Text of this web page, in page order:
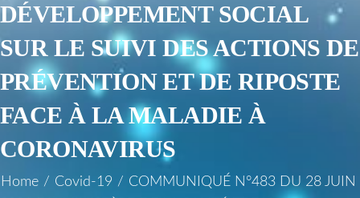
DÉVELOPPEMENT SOCIAL
SUR LE SUIVI DES ACTIONS DE
PRÉVENTION ET DE RIPOSTE
FACE À LA MALADIE À
CORONAVIRUS
Home / Covid-19 / COMMUNIQUÉ N°483 DU 28 JUIN